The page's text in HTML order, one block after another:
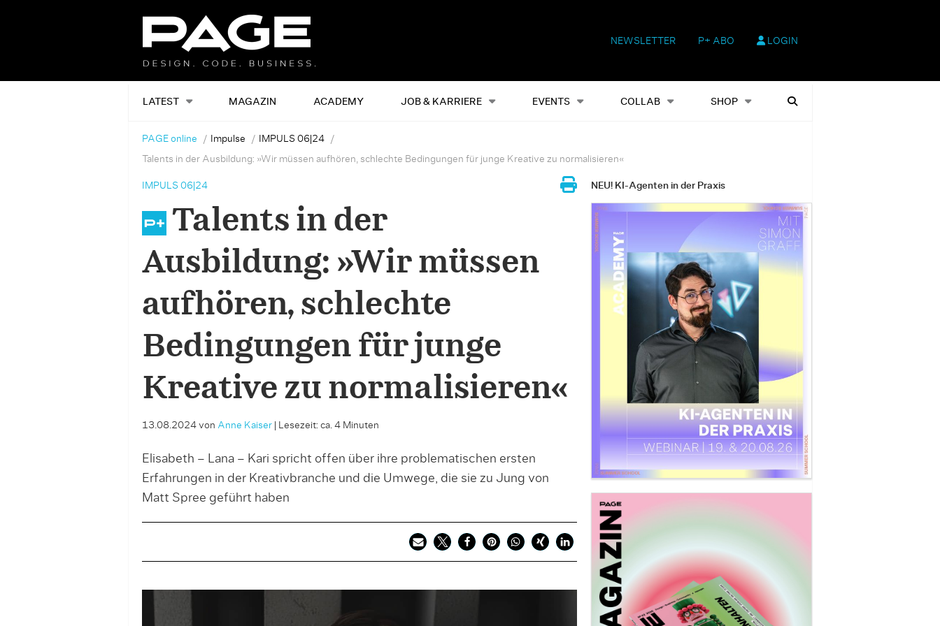
NEWSLETTER P+ ABO LOGIN
LATEST MAGAZIN ACADEMY JOB & KARRIERE EVENTS COLLAB SHOP
Alles Events Shop Heftausgaben Suchen
PAGE online Impulse IMPULS 06|24
Talents in der Ausbildung: »Wir müssen aufhören, schlechte Bedingungen für junge Kreative zu normalisieren«
IMPULS 06|24
Talents in der
Ausbildung: »Wir müssen
aufhören, schlechte
Bedingungen für junge
Kreative zu normalisieren«
13.08.2024 von Anne Kaiser| Lesezeit: ca. 4 Minuten
Elisabeth – Lana – Kari spricht offen über ihre problematischen ersten
Erfahrungen in der Kreativbranche und die Umwege, die sie zu Jung von
Matt Spree geführt haben
NEU! KI-Agenten in der Praxis